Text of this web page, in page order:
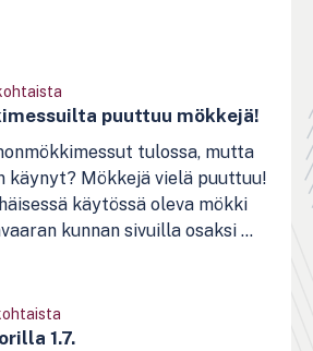
puuttuu mökkejä!
tulossa, mutta
käynyt? Mökkejä vielä puuttuu!
käytössä oleva mökki
kunnan sivuilla osaksi ...
1.7.